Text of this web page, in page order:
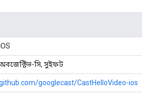
সি, সুইফট
googlecast/CastHelloVideo-ios